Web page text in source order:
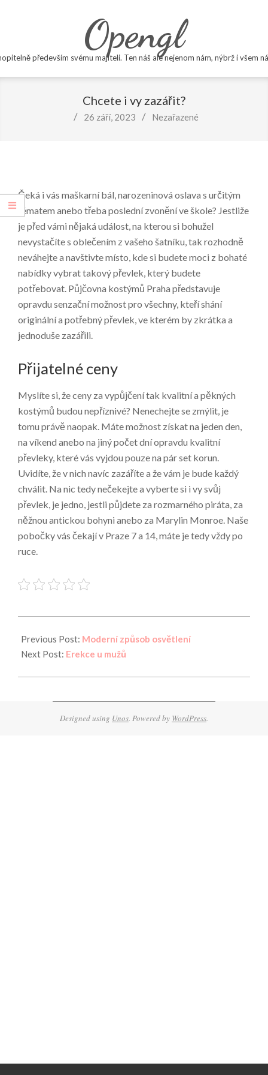
Opengl
především svému majiteli. Ten náš ale nejenom nám, nýbrž i všem
Chcete i vy zazářit?
26 září, 2023 Nezařazené
Čeká i vás maškarní bál, narozeninová oslava s určitým
tématem anebo třeba poslední zvonění ve škole? Jestliže
je před vámi nějaká událost, na kterou si bohužel
nevystačíte s oblečením z vašeho šatníku, tak rozhodně
neváhejte a navštivte místo, kde si budete moci z bohaté
nabídky vybrat takový převlek, který budete
potřebovat. Půjčovna kostýmů Praha představuje
opravdu senzační možnost pro všechny, kteří shání
originální a potřebný převlek, ve kterém by zkrátka a
jednoduše zazářili.
Přijatelné ceny
Myslíte si, že ceny za vypůjčení tak kvalitní a pěkných
kostýmů budou nepříznivé? Nenechejte se zmýlit, je
tomu právě naopak. Máte možnost získat na jeden den,
na víkend anebo na jiný počet dní opravdu kvalitní
převleky, které vás vyjdou pouze na pár set korun.
Uvidíte, že v nich navíc zazáříte a že vám je bude každý
chválit. Na nic tedy nečekejte a vyberte si i vy svůj
převlek, je jedno, jestli půjdete za rozmarného piráta, za
něžnou antickou bohyni anebo za Marylin Monroe. Naše
pobočky vás čekají v Praze 7 a 14, máte je tedy vždy po
ruce.
09-
26
Previous Post: Moderní způsob osvětlení
Next Post: Erekce u mužů
Designed using Unos. Powered by WordPress.